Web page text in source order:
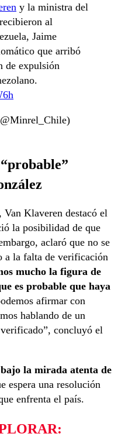
y la ministra del
al
Jaime
que arribó
de expulsión
, Van Klaveren destacó el
la posibilidad de que
aclaró que no se
a la falta de verificación
mucho la figura de
es probable que haya
afirmar con
hablando de un
concluyó el
la mirada atenta de
espera una resolución
enfrenta el país.